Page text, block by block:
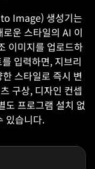
Image) 생성기는
운 스타일의 AI 이
이미지를 업로드하
입력하면, 지브리
스타일로 즉시 변
구상, 디자인 컨셉
도 프로그램 설치 없
있습니다.